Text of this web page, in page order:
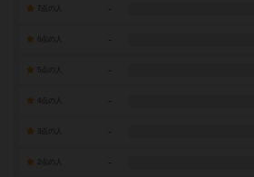
7点の人 -
-
-
-
-
-